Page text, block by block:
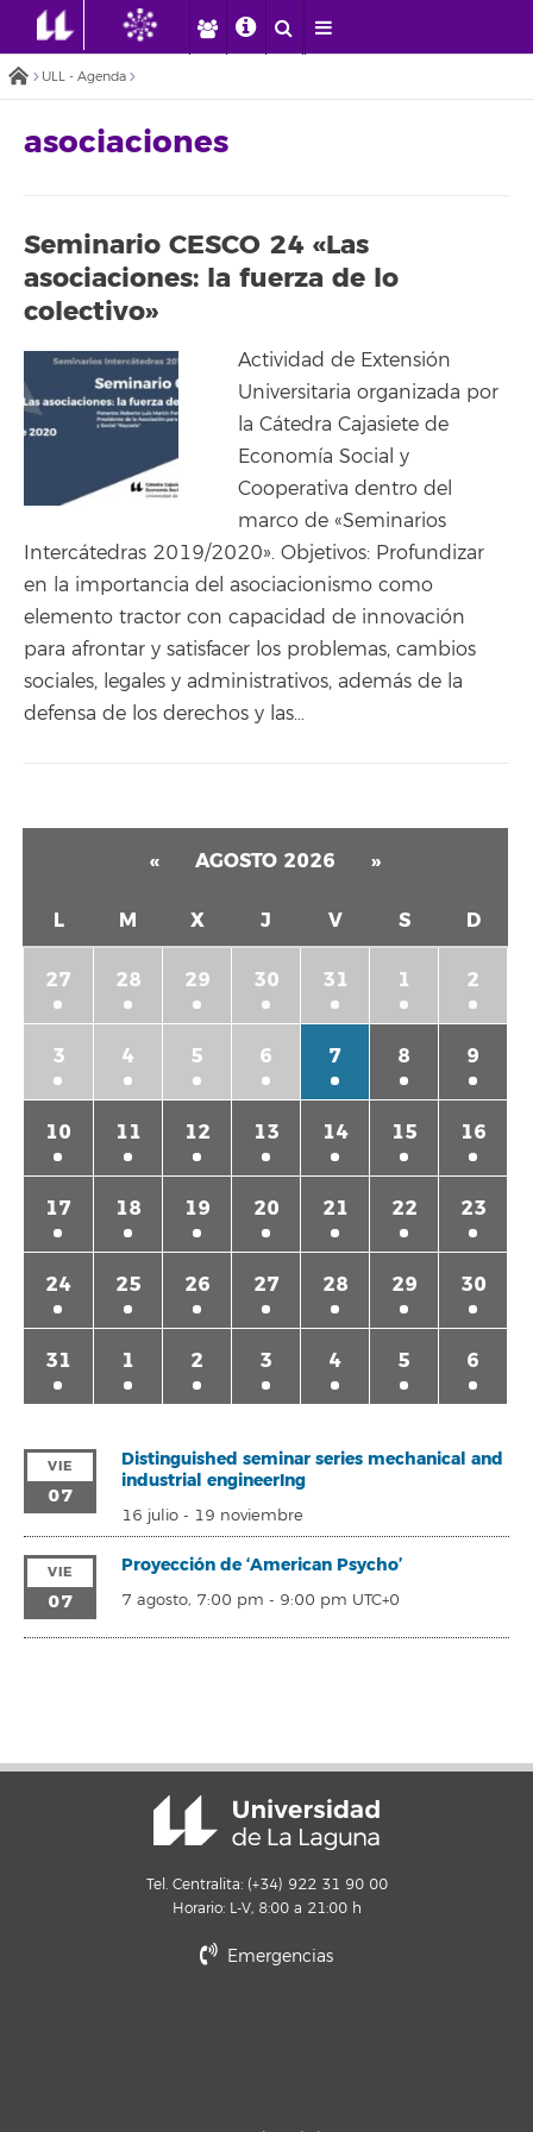
ULL - Agenda
asociaciones
Seminario CESCO 24 «Las
asociaciones: la fuerza de lo
colectivo»
Actividad de Extensión
Universitaria organizada por
la Cátedra Cajasiete de
Economía Social y
Cooperativa dentro del
marco de «Seminarios
Intercátedras 2019/2020». Objetivos: Profundizar
en la importancia del asociacionismo como
elemento tractor con capacidad de innovación
para afrontar y satisfacer los problemas, cambios
sociales, legales y administrativos, además de la
defensa de los derechos y las…
« AGOSTO 2026 »
L M X J V S D
27 28 29 30 31 1 2
3 4 5 6 7 8 9
10 11 12 13 14 15 16
17 18 19 20 21 22 23
24 25 26 27 28 29 30
31 1 2 3 4 5 6
VIE
07
Distinguished seminar series mechanical and
industrial engineerIng
16 julio- 19 noviembre
VIE
07
Proyección de ‘American Psycho’
7 agosto, 7:00 pm - 9:00 pm UTC+0
Tel. Centralita: (+34) 922 31 90 00
Horario: L-V, 8:00 a 21:00 h
Emergencias